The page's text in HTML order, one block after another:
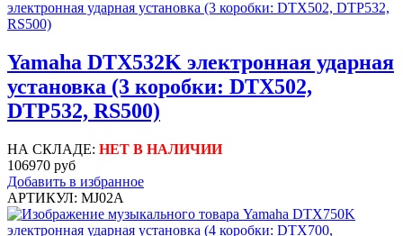
Yamaha DTX532K электронная ударная
установка (3 коробки: DTX502,
DTP532, RS500)
НА СКЛАДЕ: НЕТ В НАЛИЧИИ
106970 руб
Добавить в избранное
АРТИКУЛ: MJ02A